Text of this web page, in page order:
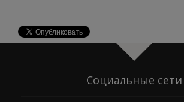
Социальные сети